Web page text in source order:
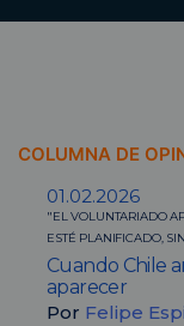
COLUMNA DE
01.02.2026
"EL VOLUNTARIADO
ESTÉ PLANIFICADO,
Cuando Chile
aparecer
Por Felipe